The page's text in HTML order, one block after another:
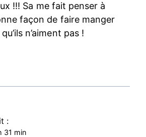
!!! Sa me fait penser à
façon de faire manger
n’aiment pas !
:
31 min